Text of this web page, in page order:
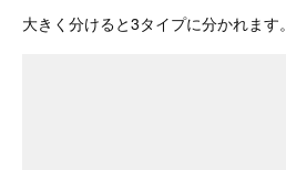
大きく分けると3タイプに分かれます。